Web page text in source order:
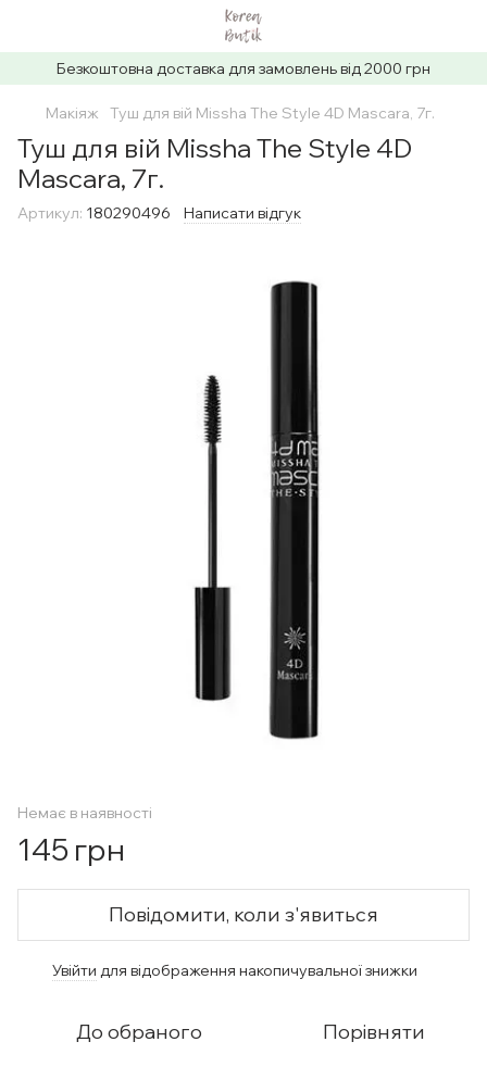
Безкоштовна доставка для замовлень від 2000 грн
Макіяж Туш для вій Missha The Style 4D Mascara, 7г.
Туш для вій Missha The Style 4D
Mascara, 7г.
Артикул: 180290496 Написати відгук
Немає в наявності
145 грн
Повідомити, коли з'явиться
Увійти для відображення накопичувальної знижки
До обраного Порівняти